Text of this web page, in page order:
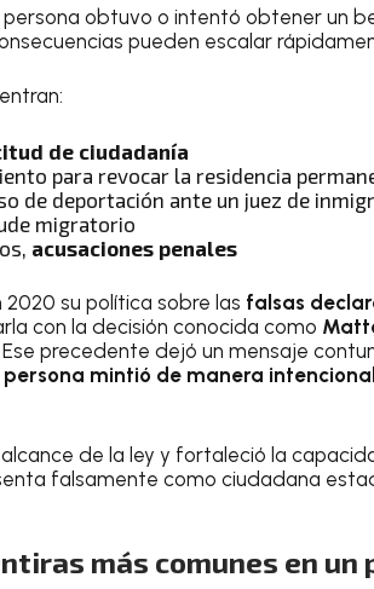
persona obtuvo o intentó obtener un
pueden escalar
de ciudadanía
para revocar la residencia
de deportación ante un juez de
migratorio
acusaciones penales
2020 su política sobre las falsas
con la decisión conocida como
precedente dejó un mensaje
mintió de manera
de la ley y fortaleció la
falsamente como ciudadana
más comunes en un